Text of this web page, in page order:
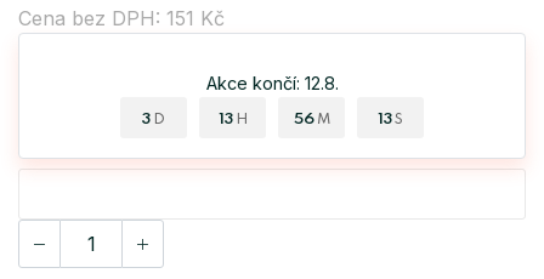
Cena bez DPH: 151 Kč
Akce končí: 12.8.
3 D 13 H 56 M 12 S